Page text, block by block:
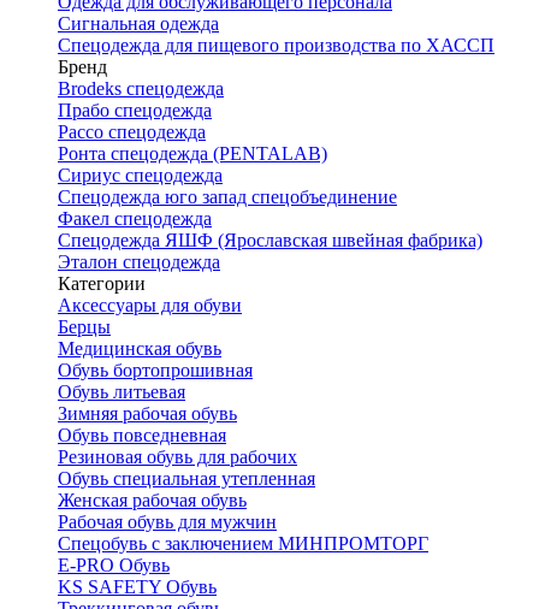
Сигнальная одежда
Спецодежда для пищевого производства по ХАССП
Бренд
Brodeks спецодежда
Прабо спецодежда
Рассо спецодежда
Ронта спецодежда (PENTALAB)
Сириус спецодежда
Спецодежда юго запад спецобъединение
Факел спецодежда
Спецодежда ЯШФ (Ярославская швейная фабрика)
Эталон спецодежда
Категории
Аксессуары для обуви
Берцы
Медицинская обувь
Обувь бортопрошивная
Обувь литьевая
Зимняя рабочая обувь
Обувь повседневная
Резиновая обувь для рабочих
Обувь специальная утепленная
Женская рабочая обувь
Рабочая обувь для мужчин
Спецобувь с заключением МИНПРОМТОРГ
E-PRO Обувь
KS SAFETY Обувь